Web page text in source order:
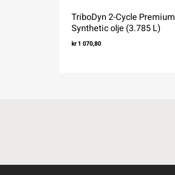
TriboDyn 2-Cycle Premium
Synthetic olje (3.785 L)
kr1 070,80